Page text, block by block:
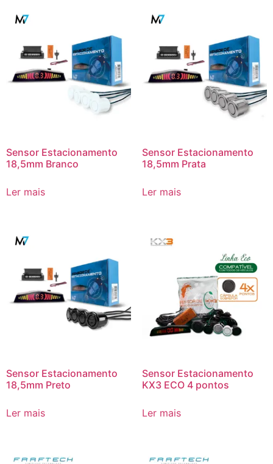
Sensor Estacionamento
18,5mm Branco
Ler mais
Sensor Estacionamento
18,5mm Prata
Ler mais
Sensor Estacionamento
18,5mm Preto
Ler mais
Sensor Estacionamento
KX3 ECO 4 pontos
Ler mais